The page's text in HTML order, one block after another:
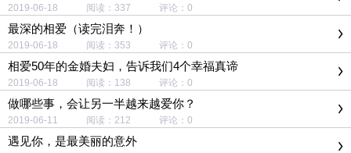
2019-06-18 阅读：337 评论：0
最深的相爱（读完泪奔！）
2019-06-18 阅读：353 评论：0
相爱50年的金婚夫妇，告诉我们4个幸福真谛
2019-06-18 阅读：138 评论：0
做哪些事，会让另一半越来越爱你？
2019-06-11 阅读：212 评论：0
遇见你，是最美丽的意外